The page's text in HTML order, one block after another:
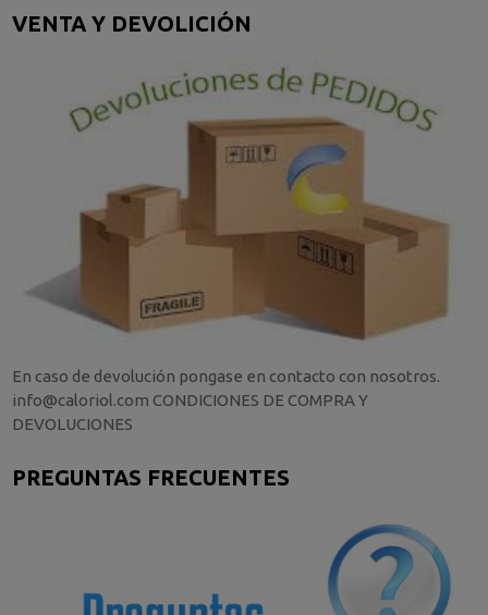
VENTA Y DEVOLICIÓN
En caso de devolución pongase en contacto con nosotros.
info@caloriol.com CONDICIONES DE COMPRA Y
DEVOLUCIONES
PREGUNTAS FRECUENTES